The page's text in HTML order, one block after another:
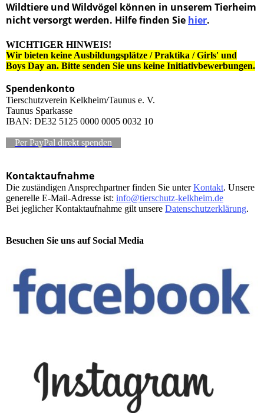
Wildtiere und Wildvögel können in unserem Tierheim
nicht versorgt werden. Hilfe finden Sie hier.
WICHTIGER HINWEIS!
Wir bieten keine Ausbildungsplätze / Praktika / Girls' und
Boys Day an. Bitte senden Sie uns keine Initiativbewerbungen.
Spendenkonto
Tierschutzverein Kelkheim/Taunus e. V.
Taunus Sparkasse
IBAN: DE32 5125 0000 0005 0032 10
Per PayPal direkt spenden
Kontaktaufnahme
Die zuständigen Ansprechpartner finden Sie unterKontakt. Unsere
generelle E-Mail-Adresse ist: info@tierschutz-kelkheim.de
Bei jeglicher Kontaktaufnahme gilt unsere Datenschutzerklärung.
Besuchen Sie uns auf Social Media